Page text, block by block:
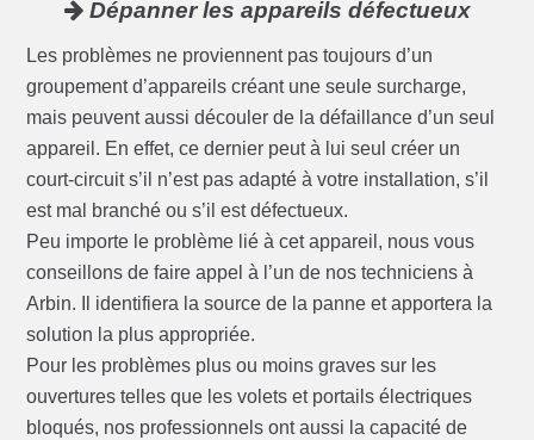
Dépanner les appareils défectueux
Les problèmes ne proviennent pas toujours d’un
groupement d’appareils créant une seule surcharge,
mais peuvent aussi découler de la défaillance d’un seul
appareil. En effet, ce dernier peut à lui seul créer un
court-circuit s’il n’est pas adapté à votre installation, s’il
est mal branché ou s’il est défectueux.
Peu importe le problème lié à cet appareil, nous vous
conseillons de faire appel à l’un de nos techniciens à
Arbin. Il identifiera la source de la panne et apportera la
solution la plus appropriée.
Pour les problèmes plus ou moins graves sur les
ouvertures telles que les volets et portails électriques
bloqués, nos professionnels ont aussi la capacité de